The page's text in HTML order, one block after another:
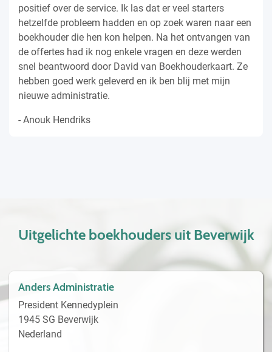
positief over de service. Ik las dat er veel starters
hetzelfde probleem hadden en op zoek waren naar een
boekhouder die hen kon helpen. Na het ontvangen van
de offertes had ik nog enkele vragen en deze werden
snel beantwoord door David van Boekhouderkaart. Ze
hebben goed werk geleverd en ik ben blij met mijn
nieuwe administratie.
- Anouk Hendriks
Uitgelichte boekhouders uit Beverwijk
Anders Administratie
President Kennedyplein
1945 SG Beverwijk
Nederland